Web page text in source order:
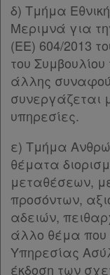
Άρθρο
Άρθρο
Άρθρο
δ) Τμήμα
Μεριμνά για
(ΕΕ) 604/2013
του Συμβουλίου
άλλης
συνεργάζεται
υπηρεσίες.
ε) Τμήμα
θέματα
μεταθέσεων,
προσόντων,
αδειών,
άλλο θέμα που
Υπηρεσίας
έκδοση των